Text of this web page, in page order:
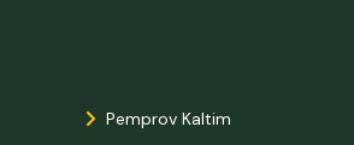
Pemprov Kaltim